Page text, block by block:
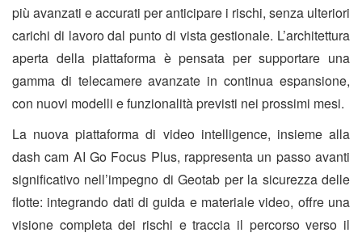
più avanzati e accurati per anticipare i rischi, senza ulteriori
carichi di lavoro dal punto di vista gestionale. L’architettura
aperta della piattaforma è pensata per supportare una
gamma di telecamere avanzate in continua espansione,
con nuovi modelli e funzionalità previsti nei prossimi mesi.
La nuova piattaforma di video intelligence, insieme alla
dash cam AI Go Focus Plus, rappresenta un passo avanti
significativo nell’impegno di Geotab per la sicurezza delle
flotte: integrando dati di guida e materiale video, offre una
visione completa dei rischi e traccia il percorso verso il